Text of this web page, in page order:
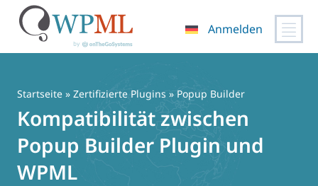
springen
Anmelden
Startseite » Zertifizierte Plugins » Popup Builder
Kompatibilität zwischen
Popup Builder Plugin und
WPML